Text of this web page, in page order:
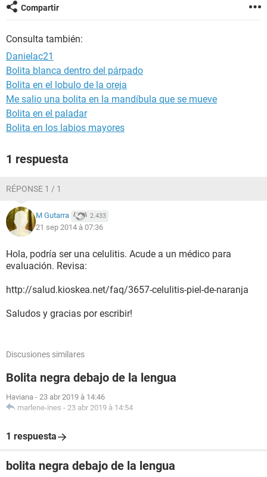
Compartir
Consulta también:
Danielac21
Bolita blanca dentro del párpado
Bolita en el lobulo de la oreja
Me salio una bolita en la mandíbula que se mueve
Bolita en el paladar
Bolita en los labios mayores
1 respuesta
RÉPONSE 1 / 1
M Gutarra 2.433
21 sep 2014 à 07:36
Hola, podría ser una celulitis. Acude a un médico para
evaluación. Revisa:
http://salud.kioskea.net/faq/3657-celulitis-piel-de-naranja
Saludos y gracias por escribir!
Discusiones similares
Bolita negra debajo de la lengua
Haviana - 23 abr 2019 à 14:46
marlene-ines - 23 abr 2019 à 14:54
1 respuesta
bolita negra debajo de la lengua